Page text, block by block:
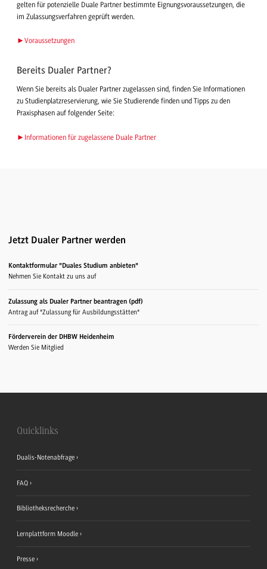
gelten für potenzielle Duale Partner bestimmte Eignungsvoraussetzungen, die
im Zulassungsverfahren geprüft werden.
►Voraussetzungen
Bereits Dualer Partner?
Wenn Sie bereits als Dualer Partner zugelassen sind, finden Sie Informationen
zu Studienplatzreservierung, wie Sie Studierende finden und Tipps zu den
Praxisphasen auf folgender Seite:
►Informationen für zugelassene Duale Partner
Jetzt Dualer Partner werden
Kontaktformular "Duales Studium anbieten"
Nehmen Sie Kontakt zu uns auf
Zulassung als Dualer Partner beantragen (pdf)
Antrag auf "Zulassung für Ausbildungsstätten"
Förderverein der DHBW Heidenheim
Werden Sie Mitglied
Quicklinks
Dualis-Notenabfrage
FAQ
Bibliotheksrecherche
Lernplattform Moodle
Presse